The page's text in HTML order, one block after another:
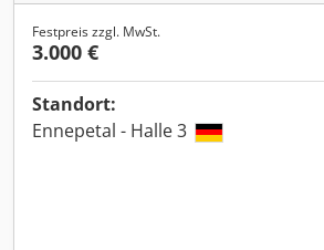
Festpreis zzgl. MwSt.
3.000 €
Standort:
Ennepetal - Halle 3